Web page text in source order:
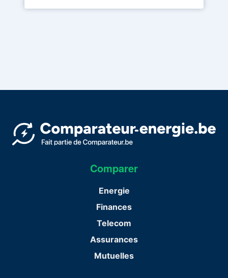
Comparer
Energie
Finances
Telecom
Assurances
Mutuelles